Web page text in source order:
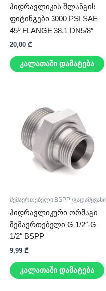
ჰიდრავლიკის შლანგის
ფიტინგები 3000 PSI SAE
45º FLANGE 38.1 DN5/8″
20,00 ₾
კალათაში დამატება
შემაერთებელი BSPP /გადამყვანი
ჰიდრავლიკური ორმაგი
შემაერთებელი G 1/2″-G
1/2″ BSPP
9,99 ₾
კალათაში დამატება